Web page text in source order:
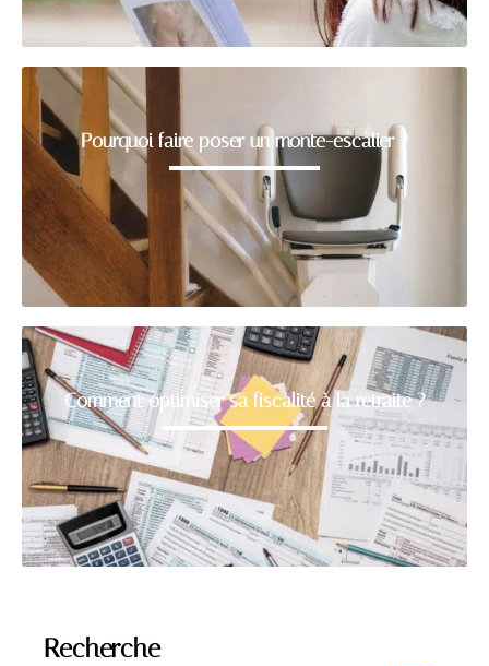
Pourquoi faire poser un monte-escalier ?
Comment optimiser sa fiscalité à la retraite ?
Recherche